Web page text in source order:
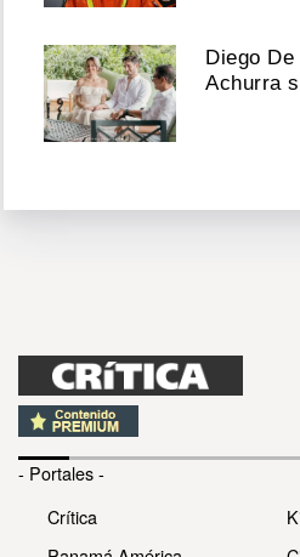
Diego
Achurra
- Portales -
Crítica